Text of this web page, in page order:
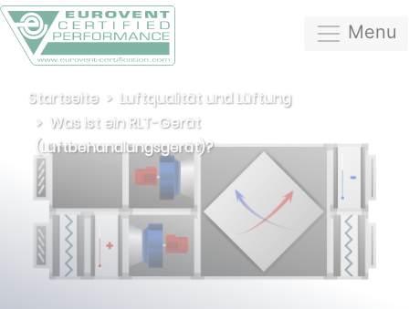
Menu
Startseite
Luftqualität und Lüftung
Was ist ein RLT-Gerät
(Luftbehandlungsgerät)?